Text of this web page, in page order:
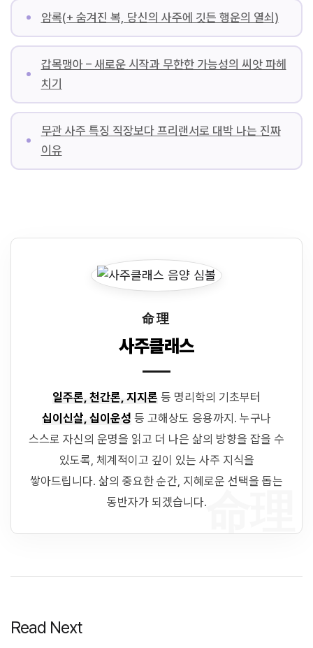
암록(+ 숨겨진 복, 당신의 사주에 깃든 행운의 열쇠)
갑목맹아 – 새로운 시작과 무한한 가능성의 씨앗 파헤
치기
무관 사주 특징 직장보다 프리랜서로 대박 나는 진짜
이유
命理
命理
사주클래스
일주론, 천간론, 지지론 등 명리학의 기초부터
십이신살, 십이운성 등 고해상도 응용까지. 누구나
스스로 자신의 운명을 읽고 더 나은 삶의 방향을 잡을 수
있도록, 체계적이고 깊이 있는 사주 지식을
쌓아드립니다. 삶의 중요한 순간, 지혜로운 선택을 돕는
동반자가 되겠습니다.
Read Next